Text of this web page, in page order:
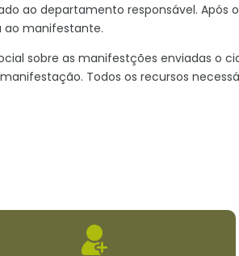
ao departamento responsável. Após
ao manifestante.
sobre as manifestções enviadas o
Todos os recursos